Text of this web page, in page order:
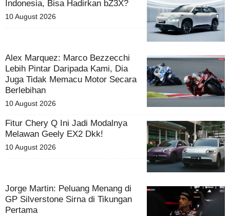
Indonesia, Bisa Hadirkan bZ3X?
10 August 2026
Alex Marquez: Marco Bezzecchi
Lebih Pintar Daripada Kami, Dia
Juga Tidak Memacu Motor Secara
Berlebihan
10 August 2026
Fitur Chery Q Ini Jadi Modalnya
Melawan Geely EX2 Dkk!
10 August 2026
Jorge Martin: Peluang Menang di
GP Silverstone Sirna di Tikungan
Pertama